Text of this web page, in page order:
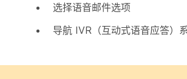
选择语音邮件选项
导航 IVR（互动式语音应答）